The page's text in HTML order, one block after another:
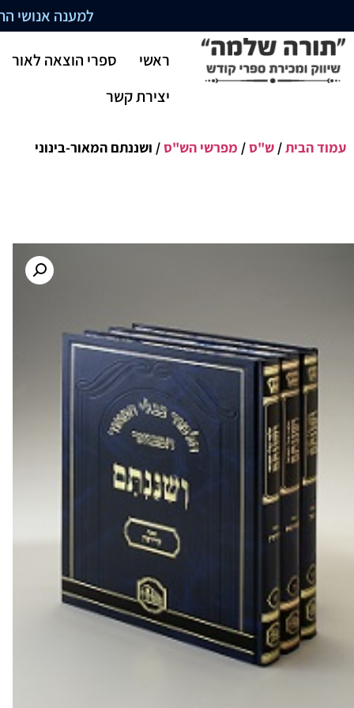
למענה אנושי התקשרו
ראשי
ספרי הוצאה לאור
יצירת קשר
עמוד הבית/ ש"ס/ מפרשי הש"ס/ ושננתם המאור-בינוני